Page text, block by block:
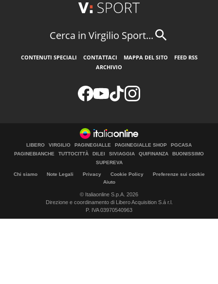
Cerca in Virgilio Sport...
CONTENUTI SPECIALI CONTATTACI MAPPA DEL SITO
FEED RSS
ARCHIVIO
LIBERO VIRGILIO PAGINEGIALLE PAGINEGIALLE SHOP
PGCASA
PAGINEBIANCHE
TUTTOCITTÀ DILEI SIVIAGGIA QUIFINANZA
BUONISSIMO
SUPEREVA
Chi siamo Note Legali Privacy Cookie Policy
Preferenze sui cookie
Aiuto
© Italiaonline S.p.A. 2026
Direzione e coordinamento di Libero Acquisition S.á r.l.
P. IVA 03970540963